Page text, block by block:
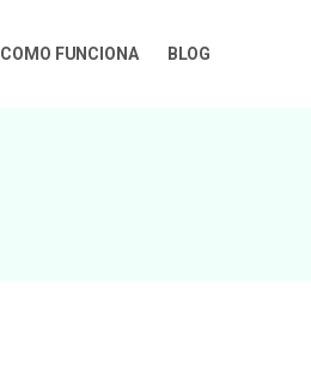
COMO FUNCIONA BLOG